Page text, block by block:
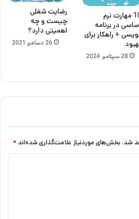
10 مهارت نرم
در برنامه
+ راهکار برای
28 سپتامبر 2024
رضایت شغلی
چیست و چه
اهمیتی دارد؟
26 دسامبر 2021
شد. بخش‌های موردنیاز علامت‌گذاری شده‌اند *